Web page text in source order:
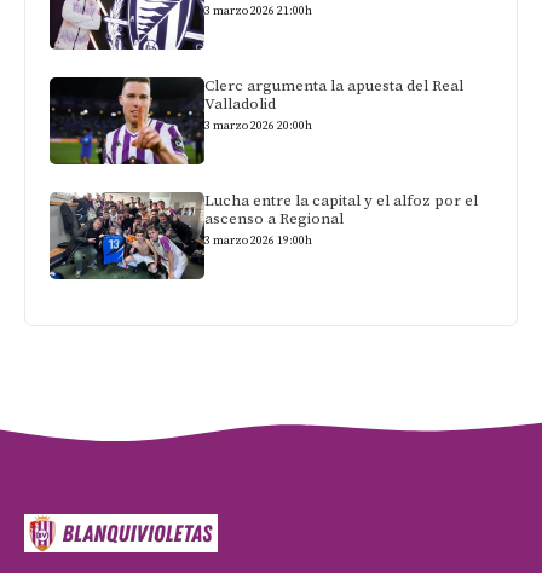
3 marzo 2026 21:00h
Clerc argumenta la apuesta del Real
Valladolid
3 marzo 2026 20:00h
Lucha entre la capital y el alfoz por el
ascenso a Regional
3 marzo 2026 19:00h